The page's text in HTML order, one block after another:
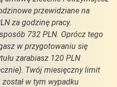
przewidziane na
za godzinę pracy.
732 PLN. Oprócz tego
w przygotowaniu się
zarabiasz 120 PLN
Twój miesięczny limit
w tym wypadku